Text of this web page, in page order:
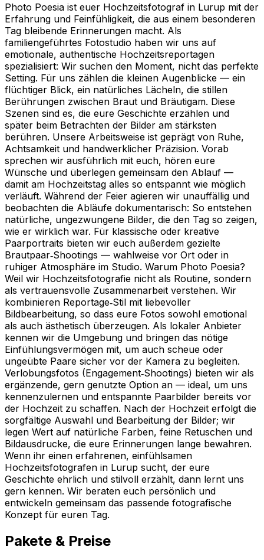
Photo Poesia ist euer Hochzeitsfotograf in Lurup mit der
Erfahrung und Feinfühligkeit, die aus einem besonderen
Tag bleibende Erinnerungen macht. Als
familiengeführtes Fotostudio haben wir uns auf
emotionale, authentische Hochzeitsreportagen
spezialisiert: Wir suchen den Moment, nicht das perfekte
Setting. Für uns zählen die kleinen Augenblicke — ein
flüchtiger Blick, ein natürliches Lächeln, die stillen
Berührungen zwischen Braut und Bräutigam. Diese
Szenen sind es, die eure Geschichte erzählen und
später beim Betrachten der Bilder am stärksten
berühren. Unsere Arbeitsweise ist geprägt von Ruhe,
Achtsamkeit und handwerklicher Präzision. Vorab
sprechen wir ausführlich mit euch, hören eure
Wünsche und überlegen gemeinsam den Ablauf —
damit am Hochzeitstag alles so entspannt wie möglich
verläuft. Während der Feier agieren wir unauffällig und
beobachten die Abläufe dokumentarisch: So entstehen
natürliche, ungezwungene Bilder, die den Tag so zeigen,
wie er wirklich war. Für klassische oder kreative
Paarportraits bieten wir euch außerdem gezielte
Brautpaar‑Shootings — wahlweise vor Ort oder in
ruhiger Atmosphäre im Studio. Warum Photo Poesia?
Weil wir Hochzeitsfotografie nicht als Routine, sondern
als vertrauensvolle Zusammenarbeit verstehen. Wir
kombinieren Reportage‑Stil mit liebevoller
Bildbearbeitung, so dass eure Fotos sowohl emotional
als auch ästhetisch überzeugen. Als lokaler Anbieter
kennen wir die Umgebung und bringen das nötige
Einfühlungsvermögen mit, um auch scheue oder
ungeübte Paare sicher vor der Kamera zu begleiten.
Verlobungsfotos (Engagement‑Shootings) bieten wir als
ergänzende, gern genutzte Option an — ideal, um uns
kennenzulernen und entspannte Paarbilder bereits vor
der Hochzeit zu schaffen. Nach der Hochzeit erfolgt die
sorgfältige Auswahl und Bearbeitung der Bilder; wir
legen Wert auf natürliche Farben, feine Retuschen und
Bildausdrucke, die eure Erinnerungen lange bewahren.
Wenn ihr einen erfahrenen, einfühlsamen
Hochzeitsfotografen in Lurup sucht, der eure
Geschichte ehrlich und stilvoll erzählt, dann lernt uns
gern kennen. Wir beraten euch persönlich und
entwickeln gemeinsam das passende fotografische
Konzept für euren Tag.
Pakete & Preise